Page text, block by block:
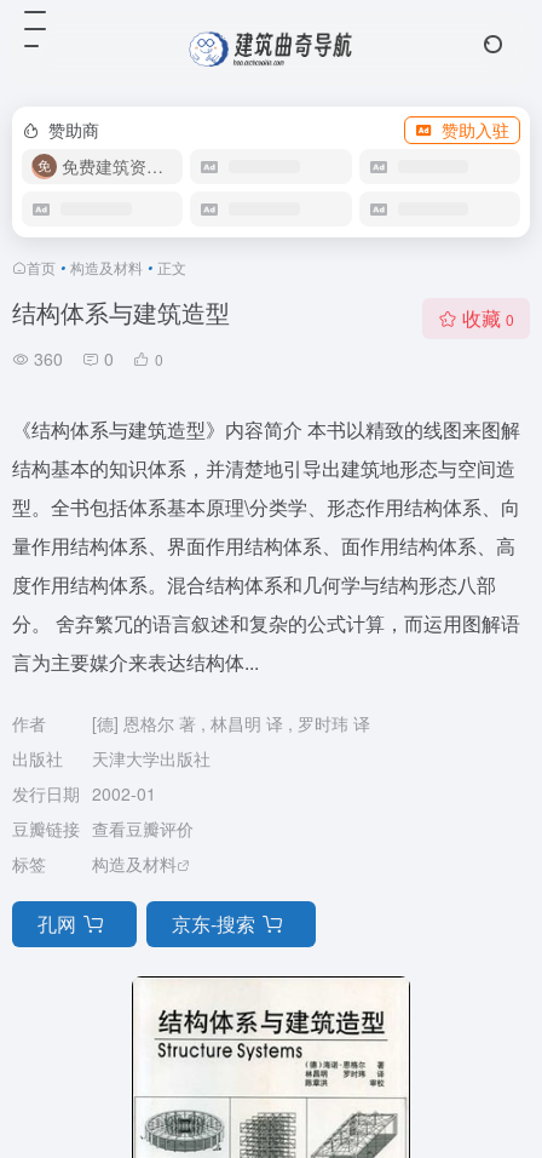
赞助商
赞助入驻
免费建筑资源库
首页 • 构造及材料 • 正文
结构体系与建筑造型
360 0 0
收藏 0
《结构体系与建筑造型》内容简介 本书以精致的线图来图解
结构基本的知识体系，并清楚地引导出建筑地形态与空间造
型。全书包括体系基本原理\分类学、形态作用结构体系、向
量作用结构体系、界面作用结构体系、面作用结构体系、高
度作用结构体系。混合结构体系和几何学与结构形态八部
分。 舍弃繁冗的语言叙述和复杂的公式计算，而运用图解语
言为主要媒介来表达结构体...
作者
[德] 恩格尔 著 , 林昌明 译 , 罗时玮 译
出版社
天津大学出版社
发行日期 2002-01
豆瓣链接 查看豆瓣评价
标签
构造及材料
孔网 京东-搜索